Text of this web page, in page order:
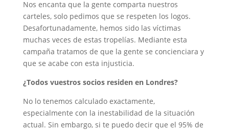
Nos encanta que la gente comparta nuestros
carteles, solo pedimos que se respeten los logos.
Desafortunadamente, hemos sido las víctimas
muchas veces de estas tropelías. Mediante esta
campaña tratamos de que la gente se concienciara y
que se acabe con esta injusticia.
¿Todos vuestros socios residen en Londres?
No lo tenemos calculado exactamente,
especialmente con la inestabilidad de la situación
actual. Sin embargo, si te puedo decir que el 95% de